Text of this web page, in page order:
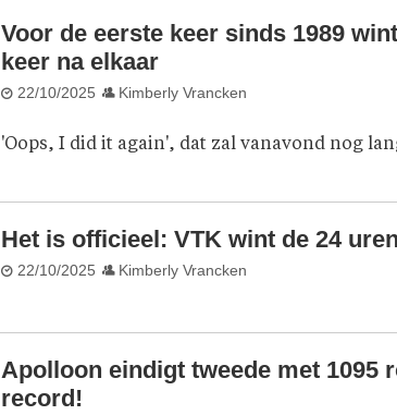
Voor de eerste keer sinds 1989
keer na elkaar
22/10/2025 Kimberly Vrancken
'Oops, I did it again', dat zal vanavond nog
Het is officieel: VTK wint de 24
22/10/2025 Kimberly Vrancken
Apolloon eindigt tweede met 1095
record!